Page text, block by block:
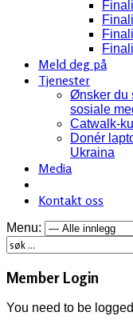
Meld deg på
Tjenester
Ønsker du
sosiale
Catwalk-
Donér
Ukraina
Media
Kontakt oss
Menu:
Member Login
You need to be